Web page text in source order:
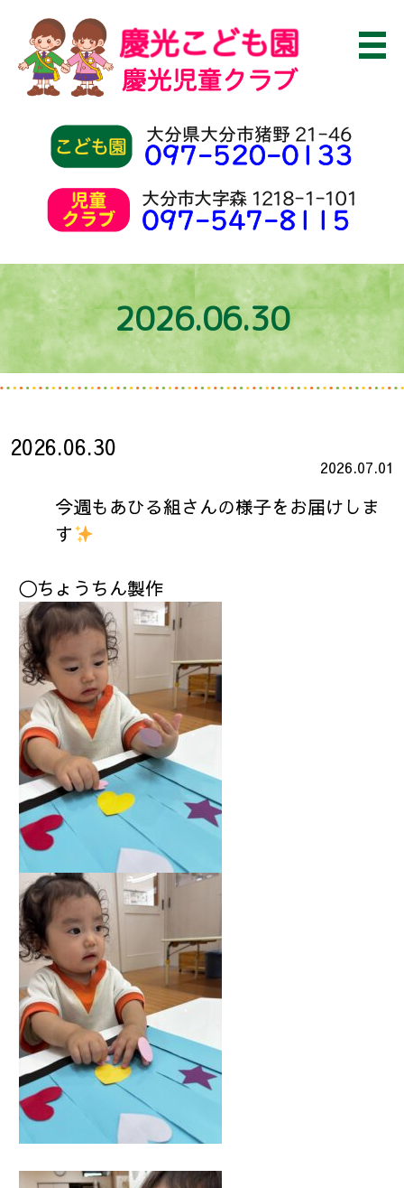
2026.06.30
2026.06.30
2026.07.01
今週もあひる組さんの様子をお届けしま
す
〇ちょうちん製作